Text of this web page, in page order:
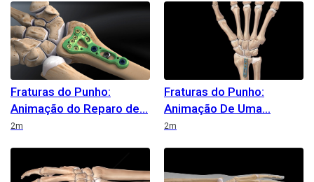
Fraturas do Punho:
Animação do Reparo de
Duration
2m
Fraturas do Punho:
Animação De Uma
Duration 2m